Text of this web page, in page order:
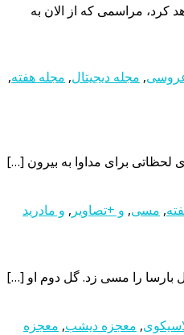
کرد، مراسمی که از الان به
, مجله دیجیتال, مجله هفته,
برای مداوا به بیرون […]
, مسی, و +تصاویر , و مادرید
, معجزه دیشب, معجزه